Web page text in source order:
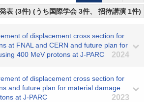
表 (3件) (うち国際学会 3件、 招待講演 1件)
of displacement cross section for
at FNAL and CERN and future plan for
400 MeV protons at J-PARC
2024
of displacement cross section for
and future plan for material damage
at J-PARC
2023